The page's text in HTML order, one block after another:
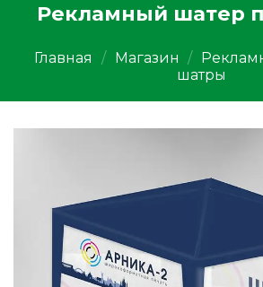
Рекламный шатер
Главная / Магазин /
шатры